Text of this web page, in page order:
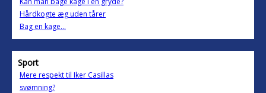
Hårdkogte æg uden tårer
Bag en kage...
Sport
Mere respekt til Iker Casillas
svømning?